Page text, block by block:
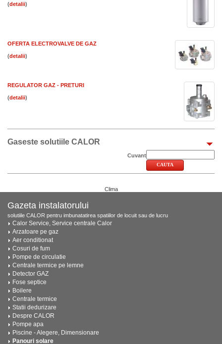
( )
OFERTA ELECTROVALVE DE GAZ
( )
REGULATOR GAZ - PRETURI
( )
Gaseste solutiile CALOR
Cuvant
Clima
Gazeta instalatorului
solutiile CALOR pentru imbunatatirea spatiilor de locuit sau de lucru
Calor Service, Service centrale Calor
Arzatoare pe gaz
Aer conditionat
Cosuri de fum
Pompe de circulatie
Centrale termice pe lemne
Detector GAZ
Fose septice
Boilere
Centrale termice
Statii dedurizare
Despre CALOR
Pompe apa
Piscine - Alegere, Dimensionare
Panouri solare